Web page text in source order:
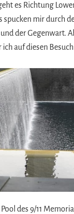
es Richtung
spucken mir durch
der Gegenwart.
auf diesen
des 9/11